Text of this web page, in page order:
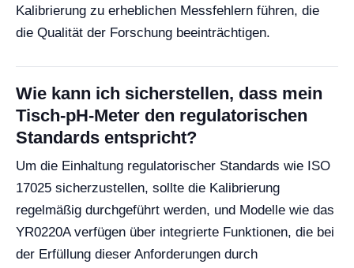
Kalibrierung zu erheblichen Messfehlern führen, die
die Qualität der Forschung beeinträchtigen.
Wie kann ich sicherstellen, dass mein
Tisch-pH-Meter den regulatorischen
Standards entspricht?
Um die Einhaltung regulatorischer Standards wie ISO
17025 sicherzustellen, sollte die Kalibrierung
regelmäßig durchgeführt werden, und Modelle wie das
YR0220A verfügen über integrierte Funktionen, die bei
der Erfüllung dieser Anforderungen durch